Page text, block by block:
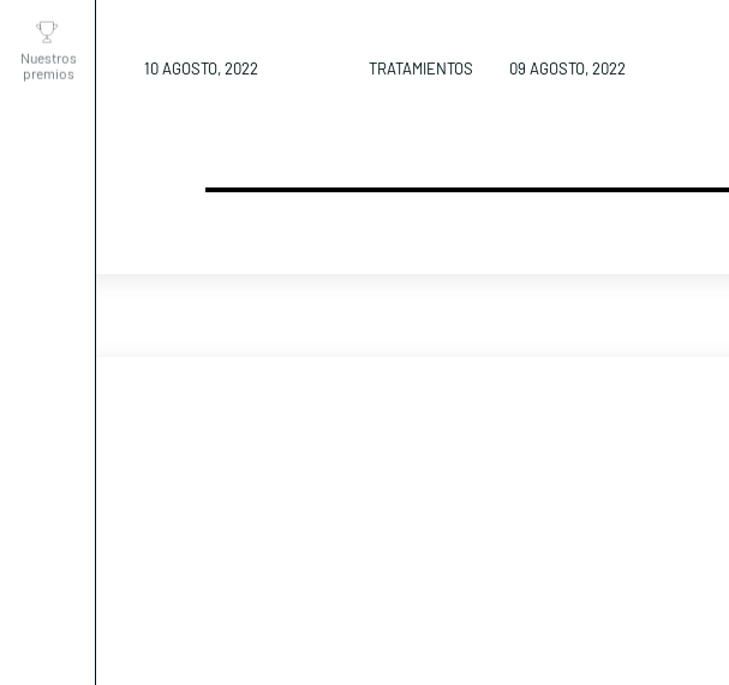
Nuestros
premios
10 AGOSTO, 2022 TRATAMIENTOS 09 AGOSTO, 2022